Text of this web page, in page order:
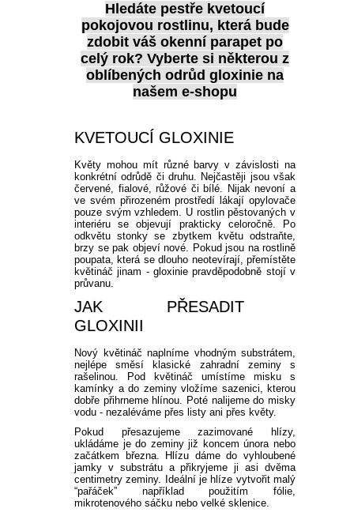
Hledáte pestře kvetoucí
pokojovou rostlinu, která bude
zdobit váš okenní parapet po
celý rok? Vyberte si některou z
oblíbených odrůd gloxinie na
našem e-shopu
KVETOUCÍ GLOXINIE
Květy mohou mít různé barvy v závislosti na
konkrétní odrůdě či druhu. Nejčastěji jsou však
červené, fialové, růžové či bílé. Nijak nevoní a
ve svém přirozeném prostředí lákají opylovače
pouze svým vzhledem. U rostlin pěstovaných v
interiéru se objevují prakticky celoročně. Po
odkvětu stonky se zbytkem květu odstraňte,
brzy se pak objeví nové. Pokud jsou na rostlině
poupata, která se dlouho neotevírají, přemístěte
květináč jinam - gloxinie pravděpodobně stojí v
průvanu.
JAK PŘESADIT
GLOXINII
Nový květináč naplníme vhodným substrátem,
nejlépe směsí klasické zahradní zeminy s
rašelinou. Pod květináč umístíme misku s
kamínky a do zeminy vložíme sazenici, kterou
dobře přihrneme hlínou. Poté nalijeme do misky
vodu - nezaléváme přes listy ani přes květy.
Pokud přesazujeme zazimované hlízy,
ukládáme je do zeminy již koncem února nebo
začátkem března. Hlízu dáme do vyhloubené
jamky v substrátu a přikryjeme ji asi dvěma
centimetry zeminy. Ideální je hlíze vytvořit malý
“pařáček” například použitím fólie,
mikrotenového sáčku nebo velké sklenice.